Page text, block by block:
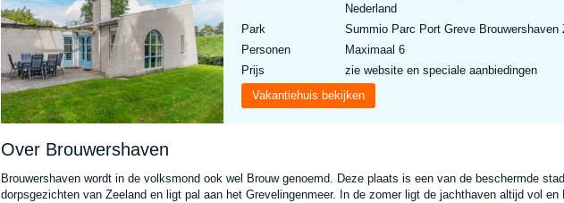
Nederland
Park
Summio Parc Port Greve Brouwershaven
Personen
Maximaal 6
Prijs
zie website en speciale aanbiedingen
Vakantiehuis bekijken
Over Brouwershaven
Brouwershaven wordt in de volksmond ook wel Brouw genoemd. Deze plaats is een van de beschermde
dorpsgezichten van Zeeland en ligt pal aan het Grevelingenmeer. In de zomer ligt de jachthaven altijd vol en